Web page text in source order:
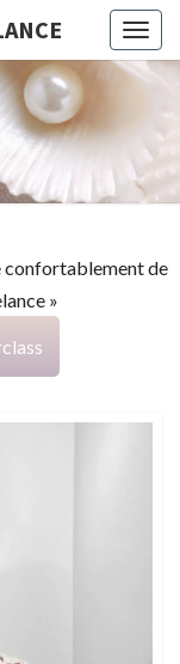
confortablement de
»